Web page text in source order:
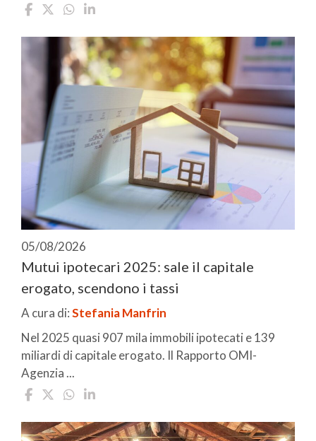
05/08/2026
Mutui ipotecari 2025: sale il capitale
erogato, scendono i tassi
A cura di:Stefania Manfrin
Nel 2025 quasi 907 mila immobili ipotecati e 139
miliardi di capitale erogato. Il Rapporto OMI-
Agenzia ...